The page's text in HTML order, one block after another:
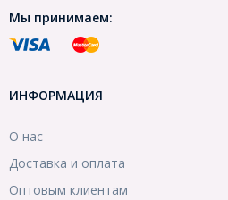
Мы принимаем:
ИНФОРМАЦИЯ
О нас
Доставка и оплата
Оптовым клиентам